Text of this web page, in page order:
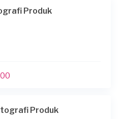
layanan?
warung
Produk
Produk